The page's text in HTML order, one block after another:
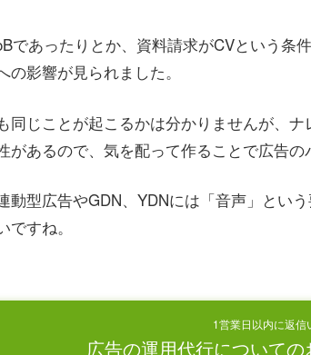
であったりとか、資料請求がCVという条
の影響が見られました。
同じことが起こるかは分かりませんが、
があるので、気を配って作ることで広告
動型広告やGDN、YDNには「音声」とい
ですね。
1営業日以内に返信
広告の運用代行について